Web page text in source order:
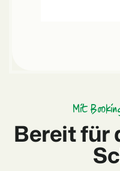
Mit
Bereit für